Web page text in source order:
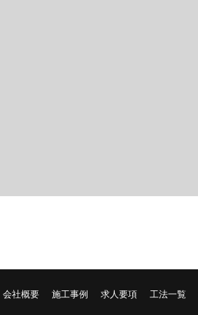
会社概要 施工事例 求人要項 工法一覧